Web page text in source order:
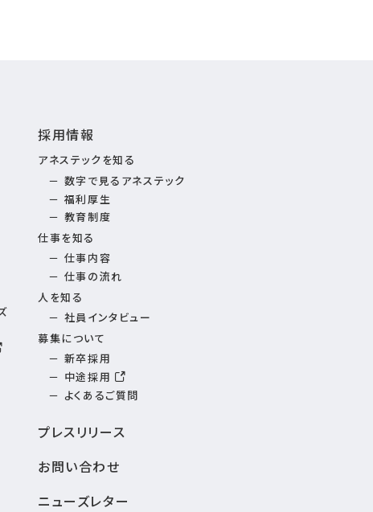
採用情報
アネステックを知る
数字で見るアネステック
福利厚生
教育制度
仕事を知る
仕事内容
仕事の流れ
人を知る
社員インタビュー
募集について
新卒採用
中途採用
よくあるご質問
プレスリリース
お問い合わせ
ニューズレター